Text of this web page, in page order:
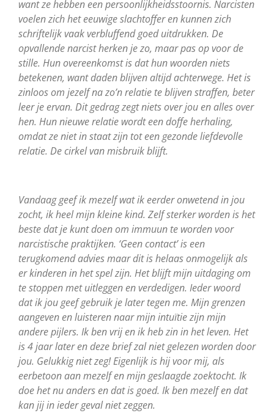
want ze hebben een persoonlijkheidsstoornis. Narcisten
voelen zich het eeuwige slachtoffer en kunnen zich
schriftelijk vaak verbluffend goed uitdrukken. De
opvallende narcist herken je zo, maar pas op voor de
stille. Hun overeenkomst is dat hun woorden niets
betekenen, want daden blijven altijd achterwege. Het is
zinloos om jezelf na zo’n relatie te blijven straffen, beter
leer je ervan. Dit gedrag zegt niets over jou en alles over
hen. Hun nieuwe relatie wordt een doffe herhaling,
omdat ze niet in staat zijn tot een gezonde liefdevolle
relatie. De cirkel van misbruik blijft.
Vandaag geef ik mezelf wat ik eerder onwetend in jou
zocht, ik heel mijn kleine kind. Zelf sterker worden is het
beste dat je kunt doen om immuun te worden voor
narcistische praktijken. ‘Geen contact’ is een
terugkomend advies maar dit is helaas onmogelijk als
er kinderen in het spel zijn. Het blijft mijn uitdaging om
te stoppen met uitleggen en verdedigen. Ieder woord
dat ik jou geef gebruik je later tegen me. Mijn grenzen
aangeven en luisteren naar mijn intuïtie zijn mijn
andere pijlers. Ik ben vrij en ik heb zin in het leven. Het
is 4 jaar later en deze brief zal niet gelezen worden door
jou. Gelukkig niet zeg! Eigenlijk is hij voor mij, als
eerbetoon aan mezelf en mijn geslaagde zoektocht. Ik
doe het nu anders en dat is goed. Ik ben mezelf en dat
kan jij in ieder geval niet zeggen.